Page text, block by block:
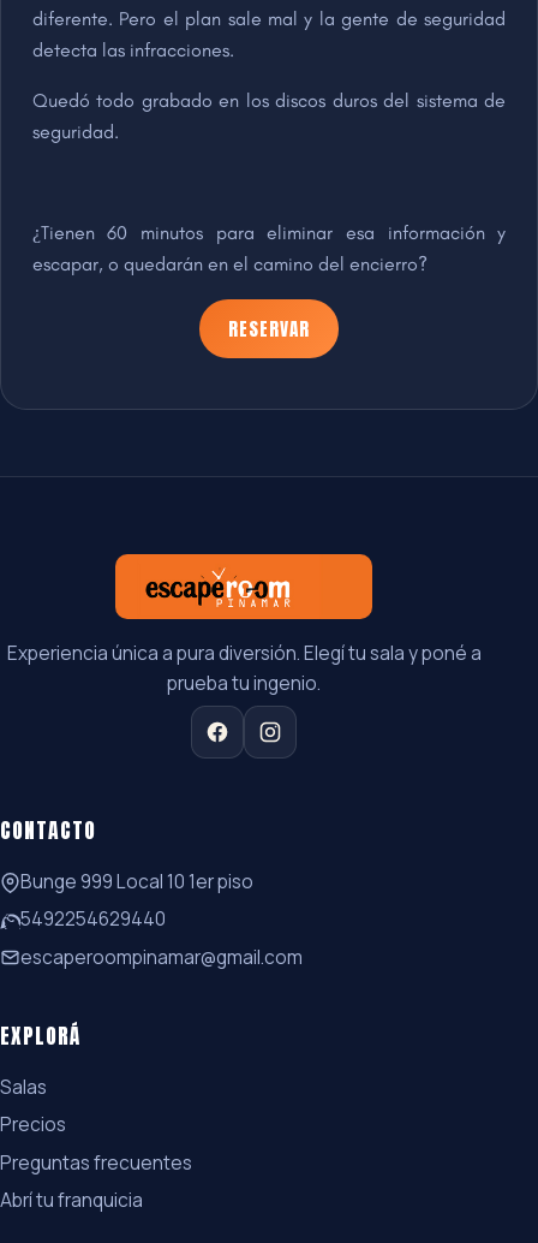
diferente. Pero el plan sale mal y la gente de seguridad
detecta las infracciones.
Quedó todo grabado en los discos duros del sistema de
seguridad.
¿Tienen 60 minutos para eliminar esa información y
escapar, o quedarán en el camino del encierro?
RESERVAR
Experiencia única a pura diversión. Elegí tu sala y poné a
prueba tu ingenio.
CONTACTO
Bunge 999 Local 10 1er piso
5492254629440
escaperoompinamar@gmail.com
EXPLORÁ
Salas
Precios
Preguntas frecuentes
Abrí tu franquicia